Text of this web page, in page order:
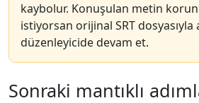
kaybolur. Konuşulan metin
istiyorsan orijinal SRT dosyasıyla
düzenleyicide devam et.
Sonraki mantıklı